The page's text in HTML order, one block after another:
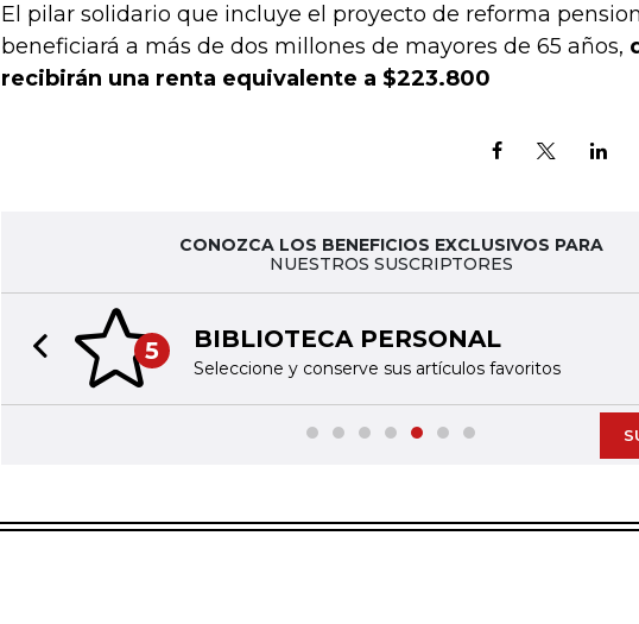
El pilar solidario que incluye el proyecto de reforma
beneficiará a más de dos millones de mayores de 65 años,
recibirán una renta equivalente a $223.800
CONOZCA LOS BENEFICIOS EXCLUSIVOS PARA
NUESTROS SUSCRIPTORES
5 BIBLIOTECA PERSONAL
Seleccione y conserve sus artículos favoritos
Previous slide